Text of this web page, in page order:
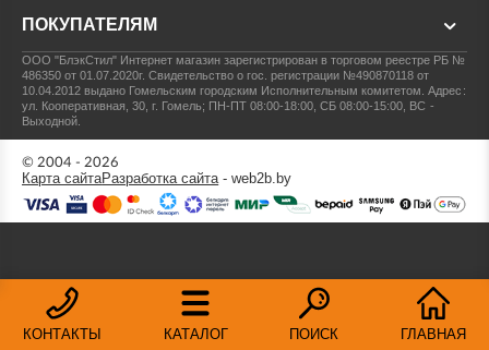
КОНТАКТЫ КАТАЛОГ ПОИСК ГЛАВНАЯ
ПОКУПАТЕЛЯМ
ООО "БлэкСтил" Интернет магазин зарегистрирован в торговом реестре РБ №
486350 от 01.07.2020г.Свидетельство о гос. регистрации №490870118 от
10.04.2012 выдано Гомельским городским Исполнительным комитетом.Адрес:
ул. Кооперативная, 30, г. Гомель; ПН-ПТ 08:00-18:00, СБ 08:00-15:00, ВС -
Выходной.
© 2004 - 2026
Карта сайтаРазработка сайта- web2b.by